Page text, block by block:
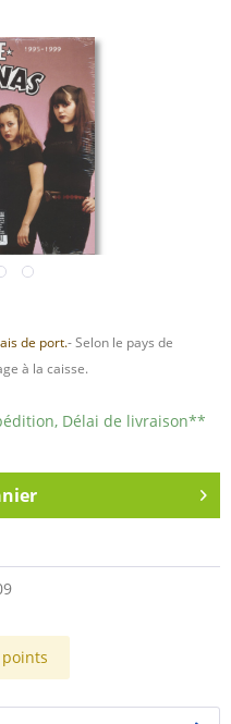
de port.- Selon le pays de
à la caisse.
Délai de livraison**